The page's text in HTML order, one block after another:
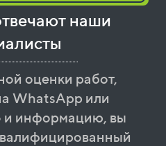
наши
оценки работ,
WhatsApp или
и информацию, вы